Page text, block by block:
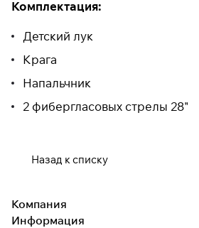
Комплектация:
Детский лук
Крага
Напальчник
2 фибергласовых стрелы 28"
Назад к списку
Компания
Информация